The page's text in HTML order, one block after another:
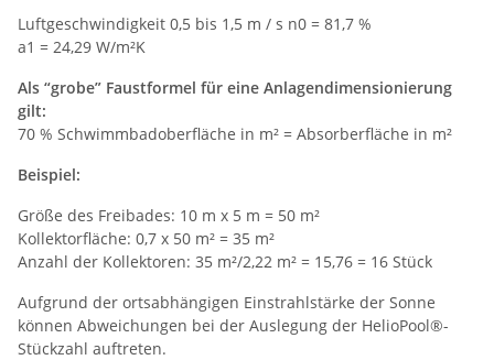
Luftgeschwindigkeit 0,5 bis 1,5 m / s n0 = 81,7 %
a1 = 24,29 W/m²K
Als “grobe” Faustformel für eine Anlagendimensionierung
gilt:
70 % Schwimmbadoberfläche in m² = Absorberfläche in m²
Beispiel:
Größe des Freibades: 10 m x 5 m = 50 m²
Kollektorfläche: 0,7 x 50 m² = 35 m²
Anzahl der Kollektoren: 35 m²/2,22 m² = 15,76 = 16 Stück
Aufgrund der ortsabhängigen Einstrahlstärke der Sonne
können Abweichungen bei der Auslegung der HelioPool®-
Stückzahl auftreten.